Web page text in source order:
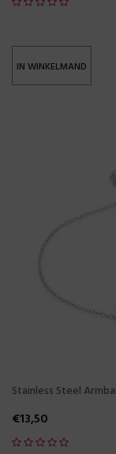
IN WINKELMAND
Stainless Steel
€13,50